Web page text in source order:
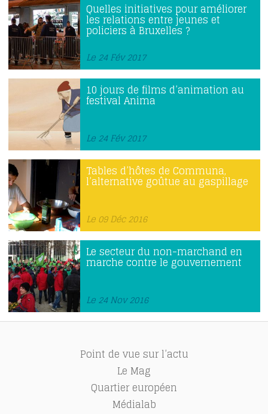
Quelles initiatives pour améliorer
les relations entre jeunes et
policiers à Bruxelles ?
Le 24 Fév 2017
10 jours de films d’animation au
festival Anima
Le 24 Fév 2017
Tables d’hôtes de Communa,
l’alternative goûtue au gaspillage
Le 09 Déc 2016
Le secteur du non-marchand en
marche contre le gouvernement
Le 24 Nov 2016
Point de vue sur l’actu
Le Mag
Quartier européen
Médialab